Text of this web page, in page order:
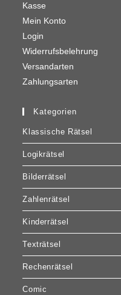
Kasse
Mein Konto
Login
Widerrufsbelehrung
Versandarten
Zahlungsarten
Kategorien
Klassische Rätsel
Logikrätsel
Bilderrätsel
Zahlenrätsel
Kinderrätsel
Texträtsel
Rechenrätsel
Comic